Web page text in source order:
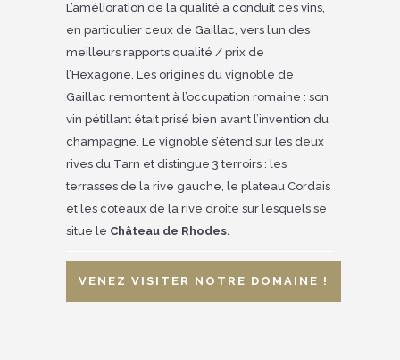
L’amélioration de la qualité a conduit ces vins,
en particulier ceux de Gaillac, vers l’un des
meilleurs rapports qualité / prix de
l’Hexagone. Les origines du vignoble de
Gaillac remontent à l’occupation romaine : son
vin pétillant était prisé bien avant l’invention du
champagne. Le vignoble s’étend sur les deux
rives du Tarn et distingue 3 terroirs : les
terrasses de la rive gauche, le plateau Cordais
et les coteaux de la rive droite sur lesquels se
situe le Château de Rhodes.
VENEZ VISITER NOTRE DOMAINE !